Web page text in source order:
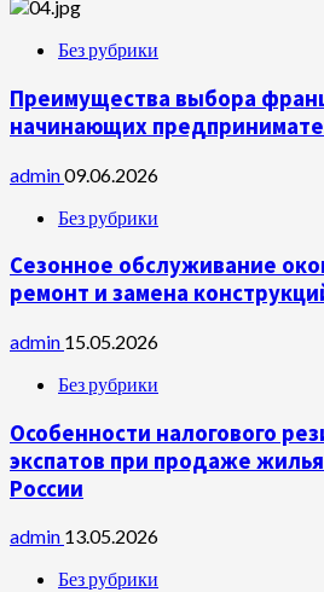
Без рубрики
Преимущества выбора
начинающих
admin09.06.2026
Без рубрики
Сезонное обслуживание
ремонт и замена
admin 15.05.2026
Без рубрики
Особенности налогового
экспатов при продаже
России
admin 13.05.2026
Без рубрики